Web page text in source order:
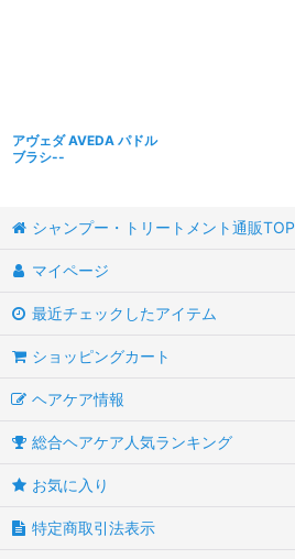
アヴェダ AVEDA パドル
ブラシ--
シャンプー・トリートメント通販TOP
マイページ
最近チェックしたアイテム
ショッピングカート
ヘアケア情報
総合ヘアケア人気ランキング
お気に入り
特定商取引法表示